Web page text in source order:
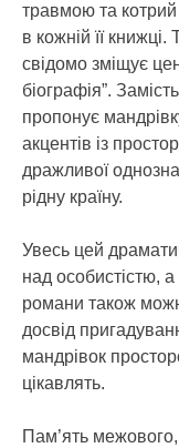
травмою та
в кожній її
свідомо зміщує
біографія”.
пропонує
акцентів із
дражливої
рідну країну.
Увесь цей
над особистістю,
романи також
досвід
мандрівок
цікавлять.
Пам’ять межового,